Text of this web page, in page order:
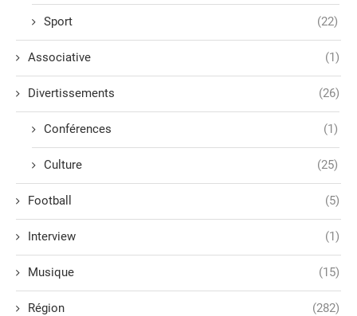
Sport (22)
Associative (1)
Divertissements (26)
Conférences (1)
Culture (25)
Football (5)
Interview (1)
Musique (15)
Région (282)